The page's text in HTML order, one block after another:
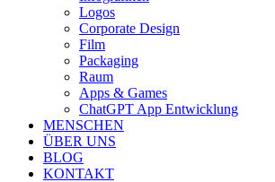
Logos
Corporate Design
Film
Packaging
Raum
Apps & Games
ChatGPT App Entwicklung
MENSCHEN
ÜBER UNS
BLOG
KONTAKT